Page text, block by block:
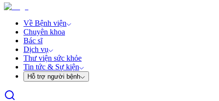
Về Bệnh viện
Chuyên khoa
Bác sĩ
Dịch vụ
Thư viện sức khỏe
Tin tức & Sự kiện
Hỗ trợ người bệnh